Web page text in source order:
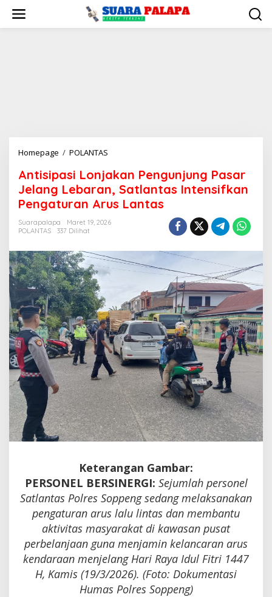
konten
Homepage / POLANTAS
Pengunjung
Pasar
Jelang
Satlantas
Pengaturan
Arus
Lantas
Antisipasi Lonjakan Pengunjung Pasar
Jelang Lebaran, Satlantas Intensifkan
Pengaturan Arus Lantas
Suarapalapa
Maret 19, 2026
POLANTAS
337 Dilihat
Keterangan Gambar:
PERSONEL BERSINERGI: Sejumlah personel
Satlantas Polres Soppeng sedang melaksanakan
pengaturan arus lalu lintas dan membantu
aktivitas masyarakat di kawasan pusat
perbelanjaan guna menjamin kelancaran arus
kendaraan menjelang Hari Raya Idul Fitri 1447
H, Kamis (19/3/2026). (Foto: Dokumentasi
Humas Polres Soppeng)